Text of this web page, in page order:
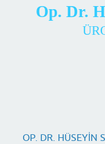
Op. Dr.
OP. DR. HÜSEYİN